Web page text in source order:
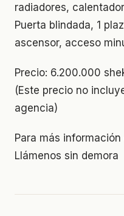
radiadores,
Puerta blindada, 1
ascensor, acceso
Precio: 6.200.000
(Este precio no
agencia)
Para más
Llámenos sin demora